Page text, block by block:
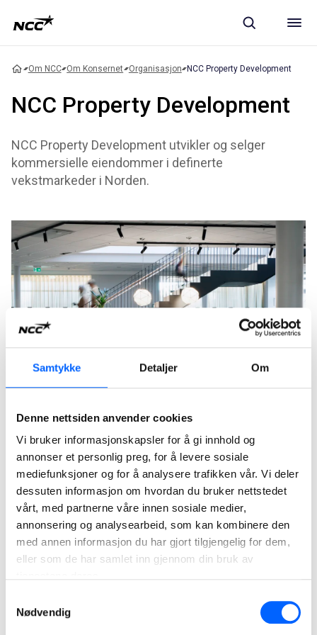
Samtykke Detaljer Om
Denne nettsiden anvender cookies
Vi bruker informasjonskapsler for å gi innhold og
annonser et personlig preg, for å levere sosiale
mediefunksjoner og for å analysere trafikken vår. Vi deler
dessuten informasjon om hvordan du bruker nettstedet
vårt, med partnerne våre innen sosiale medier,
annonsering og analysearbeid, som kan kombinere den
med annen informasjon du har gjort tilgjengelig for dem,
eller som de har samlet inn gjennom din bruk av
Nødvendig
Om NCC Om Konsernet Organisasjon NCC Property Development
NCC Property Development
NCC Property Development utvikler og selger
kommersielle eiendommer i definerte
vekstmarkeder i Norden.
NCC Property Development legger hovedvekt på
bærekraftige kontor-, handels- og logistikkeiendommer
med attraktiv beliggenhet , og kjennetegnes av en grundig
forståelse av spesifikke kundebehov.
Ettersom eiendomsutvikling er en lang prosess, er det
viktig å forstå fremtidige trender i et forsøk på å forutsi
hvilke krav og ønsker morgendagens kunder vil ha. Det er
viktig å vite hvilke geografiske steder og typer
eiendommer kundene sannsynligvis vil velge som
NCC jobber systematisk med å skaffe seg innsikt gjennom